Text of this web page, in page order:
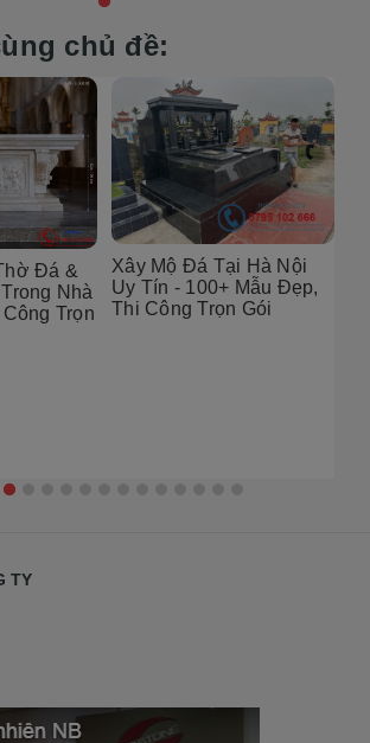
chủ đề:
Hà Nội
Đẹp,
Gói
Địa chỉ thiết Kế Mộ Đá
Tại Hà Nội – 100+ Mẫu
TY